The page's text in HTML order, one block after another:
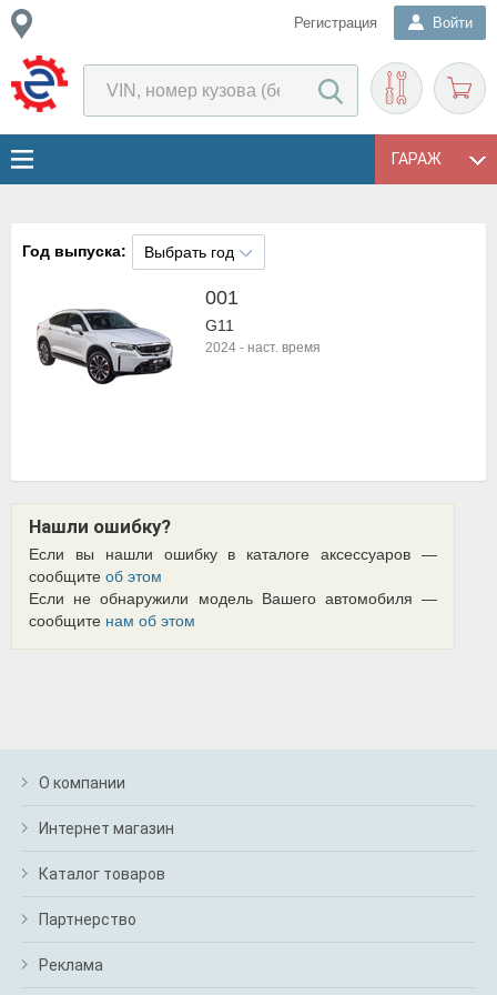
Регистрация Войти
ГАРАЖ
Год выпуска: Выбрать год
001
G11
2024 - наст. время
Нашли ошибку?
Если вы нашли ошибку в каталоге аксессуаров —
сообщите об этом
Если не обнаружили модель Вашего автомобиля —
сообщите нам об этом
О компании
Интернет магазин
Каталог товаров
Партнерство
Реклама